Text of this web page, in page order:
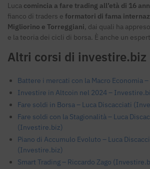
Luca comincia a fare trading all’età di 16
fianco di traders e formatori di fama
Migliorino e Torreggiani, dai quali ha
e la teoria dei cicli di borsa. È anche un
Altri corsi di investire.biz
Battere i mercati con la Macro Economia
Investire in Altcoin nel 2024 –
Fare soldi in Borsa – Luca Discacciati
Fare soldi con la Stagionalità – Luca
(Investire.biz)
Piano di Accumulo Evoluto – Luca
(Investire.biz)
Smart Trading – Riccardo Zago